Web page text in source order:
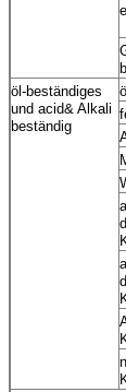
öl-beständiges
und acid& Alkali
beständig